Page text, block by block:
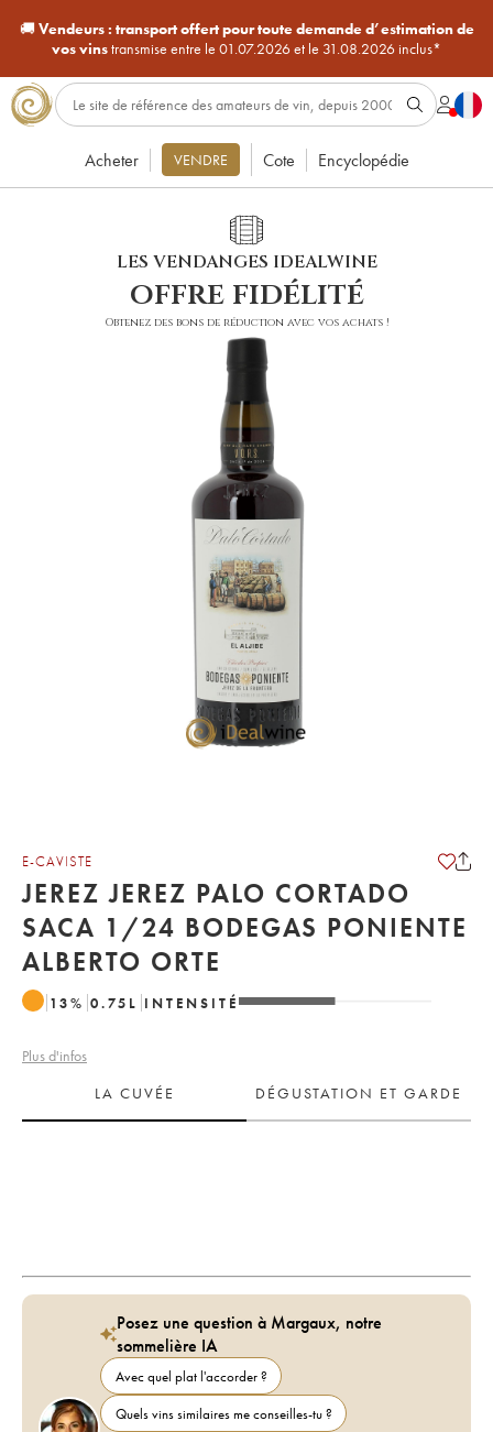
🚚Vendeurs : transport offert pour toute demande d’estimation de
vos vinstransmise entre le 01.07.2026 et le 31.08.2026 inclus*
Acheter VENDRE Cote Encyclopédie
LES VENDANGES IDEALWINE
offre fidélité
Obtenez des bons de réduction avec vos achats !
E-CAVISTE
JEREZ JEREZ PALO CORTADO
SACA 1/24 BODEGAS PONIENTE
ALBERTO ORTE
13% 0.75 L INTENSITÉ
Plus d'infos
LA CUVÉE
DÉGUSTATION ET GARDE
Posez une question à Margaux, notre
sommelière IA
Avec quel plat l'accorder ?
Quels vins similaires me conseilles-tu ?